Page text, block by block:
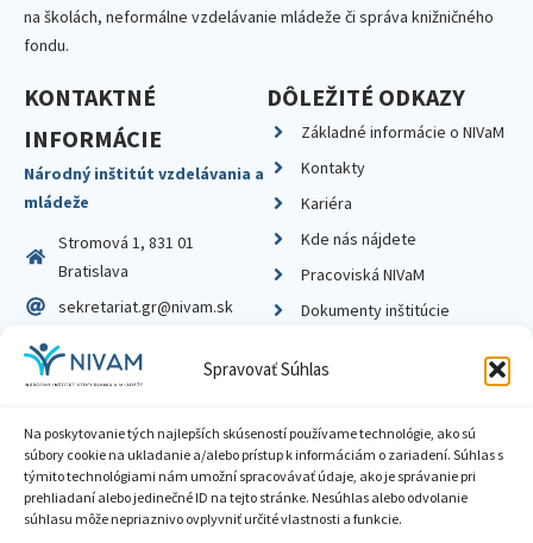
Spravovať Súhlas
Na poskytovanie tých najlepších skúseností používame technológie, ako sú
súbory cookie na ukladanie a/alebo prístup k informáciám o zariadení. Súhlas s
týmito technológiami nám umožní spracovávať údaje, ako je správanie pri
prehliadaní alebo jedinečné ID na tejto stránke. Nesúhlas alebo odvolanie
súhlasu môže nepriaznivo ovplyvniť určité vlastnosti a funkcie.
na školách, neformálne vzdelávanie mládeže či správa knižničného
fondu.
KONTAKTNÉ
INFORMÁCIE
Národný inštitút vzdelávania a
mládeže
Stromová 1, 831 01
Bratislava
sekretariat.gr@nivam.sk
IČO: 00164348
DIČ: 2020798714
DÔLEŽITÉ ODKAZY
Základné informácie o NIVaM
Kontakty
Kariéra
Kde nás nájdete
Pracoviská NIVaM
Dokumenty inštitúcie
Zásady ochrany súkromia